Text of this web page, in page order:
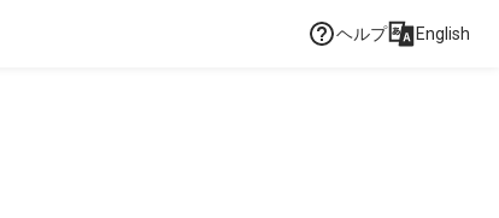
ヘルプ English